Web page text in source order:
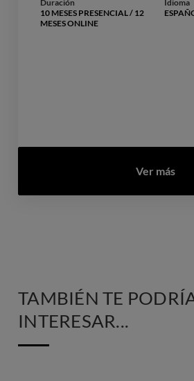
Duración
10 MESES PRESENCIAL / 12
MESES ONLINE
Idioma
Ver más
TAMBIÉN TE
INTERESAR...